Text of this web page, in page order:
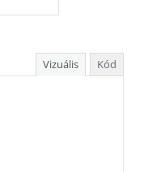
Vizuális Kód